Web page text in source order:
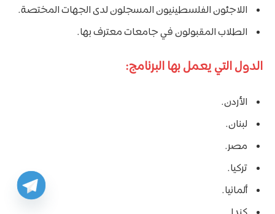
اللاجئون الفلسطينيون المسجلون لدى الجهات المختصة.
الطلاب المقبولون في جامعات معترف بها.
الدول التي يعمل بها البرنامج:
الأردن.
لبنان.
مصر.
تركيا.
ألمانيا.